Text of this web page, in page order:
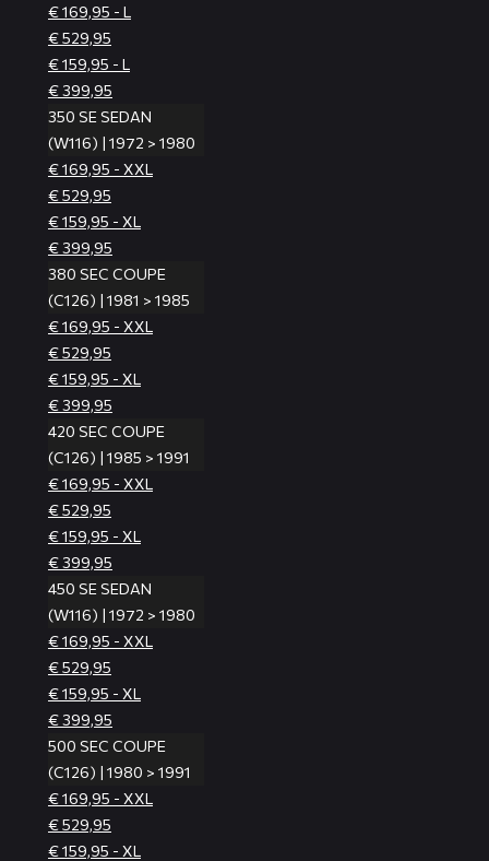
€ 169,95 - L
€ 529,95
€ 159,95 - L
€ 399,95
350 SE SEDAN
(W116) | 1972 > 1980
€ 169,95 - XXL
€ 529,95
€ 159,95 - XL
€ 399,95
380 SEC COUPE
(C126) | 1981 > 1985
€ 169,95 - XXL
€ 529,95
€ 159,95 - XL
€ 399,95
420 SEC COUPE
(C126) | 1985 > 1991
€ 169,95 - XXL
€ 529,95
€ 159,95 - XL
€ 399,95
450 SE SEDAN
(W116) | 1972 > 1980
€ 169,95 - XXL
€ 529,95
€ 159,95 - XL
€ 399,95
500 SEC COUPE
(C126) | 1980 > 1991
€ 169,95 - XXL
€ 529,95
€ 159,95 - XL